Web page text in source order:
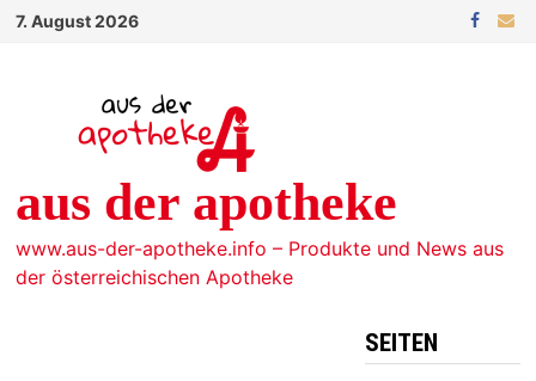
Zum
7. August 2026
aus der apotheke
www.aus-der-apotheke.info – Produkte und News aus
der österreichischen Apotheke
SEITEN